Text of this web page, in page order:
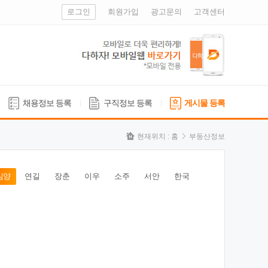
로그인 회원가입 광고문의 고객센터
채용정보 등록 구직정보 등록 게시물 등록
현재위치 : 홈 부동산정보
양 연길 장춘 이우 소주 서안 한국